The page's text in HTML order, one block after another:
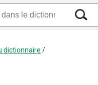
dictionnaire /